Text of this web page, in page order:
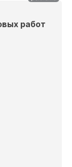
работ